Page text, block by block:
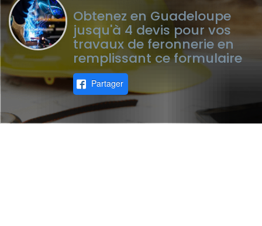
Obtenez en Guadeloupe
jusqu'à 4 devis pour vos
travaux de feronnerie en
remplissant ce formulaire
Partager